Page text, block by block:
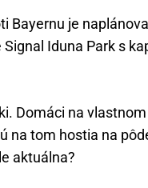
Bayernu je
Signal Iduna Park s
Domáci na
na tom hostia na
aktuálna?